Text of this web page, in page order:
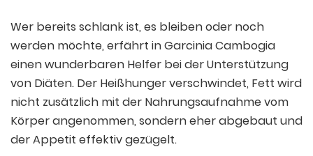
Wer bereits schlank ist, es bleiben oder noch
werden möchte, erfährt in Garcinia Cambogia
einen wunderbaren Helfer bei der Unterstützung
von Diäten. Der Heißhunger verschwindet, Fett wird
nicht zusätzlich mit der Nahrungsaufnahme vom
Körper angenommen, sondern eher abgebaut und
der Appetit effektiv gezügelt.